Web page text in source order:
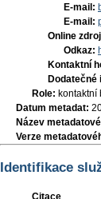
E-mail:
E-mail:
Online zdroj
Odkaz:
Kontaktní
Dodatečné
Role: kontaktní
Datum metadat:
Název
Verze
Identifikace
Citace